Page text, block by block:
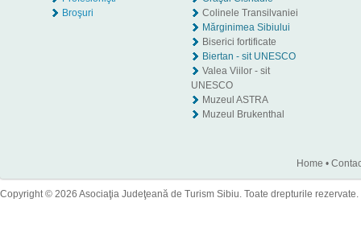
Broşuri
Colinele Transilvaniei
Mărginimea Sibiului
Biserici fortificate
Biertan - sit UNESCO
Valea Viilor - sit
UNESCO
Muzeul ASTRA
Muzeul Brukenthal
Home •
Copyright © 2026 Asociaţia Judeţeană de Turism Sibiu. Toate drepturile rezervate.